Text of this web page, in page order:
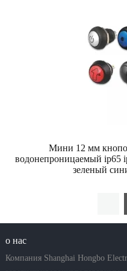
Мини 12 мм
водонепроницаемый
зеленый
о нас
Компания Shanghai Hongbo